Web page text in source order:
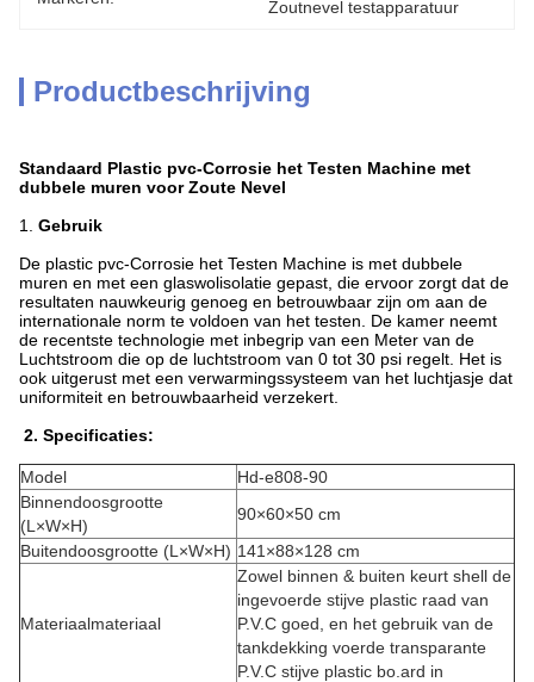
Zoutnevel testapparatuur
Productbeschrijving
Standaard Plastic pvc-Corrosie het Testen Machine met
dubbele muren voor Zoute Nevel
1. Gebruik
De plastic pvc-Corrosie het Testen Machine is met dubbele
muren en met een glaswolisolatie gepast, die ervoor zorgt dat de
resultaten nauwkeurig genoeg en betrouwbaar zijn om aan de
internationale norm te voldoen van het testen. De kamer neemt
de recentste technologie met inbegrip van een Meter van de
Luchtstroom die op de luchtstroom van 0 tot 30 psi regelt. Het is
ook uitgerust met een verwarmingssysteem van het luchtjasje dat
uniformiteit en betrouwbaarheid verzekert.
2. Specificaties:
Model
Hd-e808-90
Binnendoosgrootte
(L×W×H)
90×60×50 cm
Buitendoosgrootte (L×W×H) 141×88×128 cm
Materiaalmateriaal
Zowel binnen & buiten keurt shell de
ingevoerde stijve plastic raad van
P.V.C goed, en het gebruik van de
tankdekking voerde transparante
P.V.C stijve plastic bo.ard in